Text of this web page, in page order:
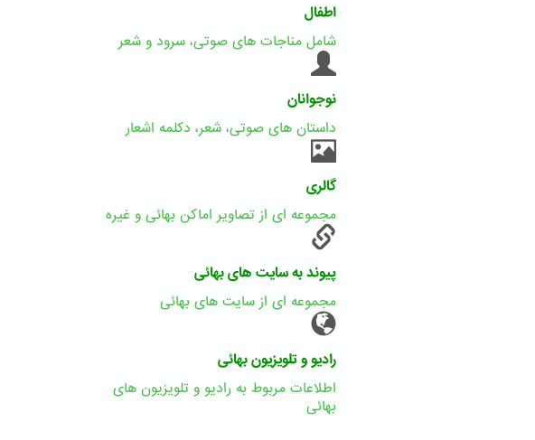
اطفال
شامل مناجات های صوتی، سرود و شعر
نوجوانان
داستان های صوتی، شعر، دکلمه اشعار
گالری
مجموعه ای از تصاویر اماکن بهائی و غیره
پیوند به سایت های بهائی
مجموعه ای از سایت های بهائی
رادیو و تلویزیون بهائی
اطلاعات مربوط به رادیو و تلویزیون های
بهائی